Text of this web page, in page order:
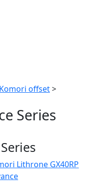
Komori offset>
Series
Lithrone GX40RP